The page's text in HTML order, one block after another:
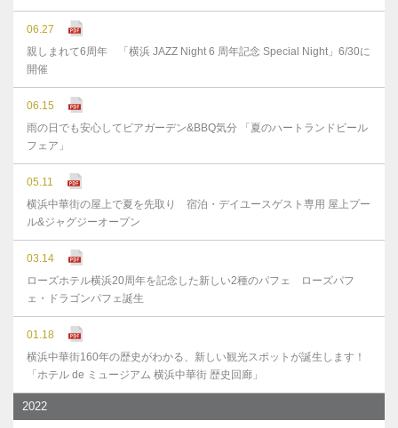
06.27
親しまれて6周年 「横浜 JAZZ Night 6 周年記念 Special Night」6/30に
開催
06.15
雨の日でも安心してビアガーデン&BBQ気分 「夏のハートランドビール
フェア」
05.11
横浜中華街の屋上で夏を先取り 宿泊・デイユースゲスト専用 屋上プー
ル&ジャグジーオープン
03.14
ローズホテル横浜20周年を記念した新しい2種のパフェ ローズパフ
ェ・ドラゴンパフェ誕生
01.18
横浜中華街160年の歴史がわかる、新しい観光スポットが誕生します！
「ホテル de ミュージアム 横浜中華街 歴史回廊」
2022